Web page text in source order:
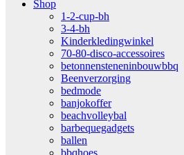
Shop
1-2-cup-bh
3-4-bh
Kinderkledingwinkel
70-80-disco-accessoires
betonnensteneninbouwbbq
Beenverzorging
bedmode
banjokoffer
beachvolleybal
barbequegadgets
ballen
bbqhoes